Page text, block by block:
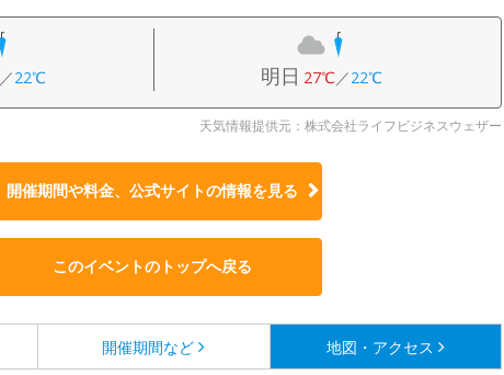
／22℃ 明日 27℃／22℃
天気情報提供元：株式会社ライフビジネスウェザー
開催期間や料金、公式サイトの情報を見る
このイベントのトップへ戻る
開催期間など 地図・アクセス